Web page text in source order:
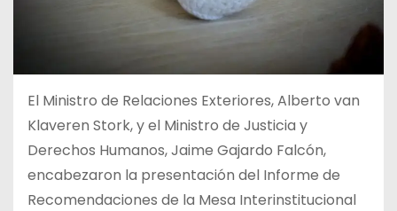
El Ministro de Relaciones Exteriores, Alberto van
Klaveren Stork, y el Ministro de Justicia y
Derechos Humanos, Jaime Gajardo Falcón,
encabezaron la presentación del Informe de
Recomendaciones de la Mesa Interinstitucional